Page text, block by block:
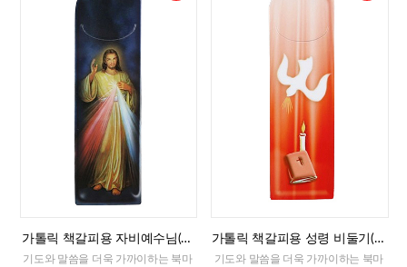
가톨릭 책갈피용 자비예수님(이
태리)
기도와 말씀을 더욱 가까이하는 북마
가톨릭 책갈피용 성령 비둘기(이
태리)
기도와 말씀을 더욱 가까이하는 북마